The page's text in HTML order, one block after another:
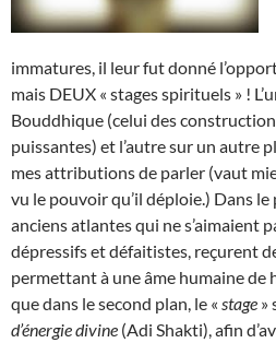
immatures, il leur fut donné
mais DEUX « stages spirituels » !
Bouddhique (celui des
puissantes) et l’autre sur un autre
mes attributions de parler (vaut
vu le pouvoir qu’il déploie.) Dans le
anciens atlantes qui ne s’aimaient
dépressifs et défaitistes, reçurent
permettant à une âme humaine de
que dans le second plan, le « stage »
d’énergie divine (Adi Shakti), afin